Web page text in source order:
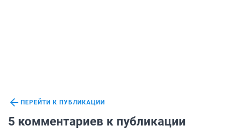
ПЕРЕЙТИ К ПУБЛИКАЦИИ
5 комментариев к публикации